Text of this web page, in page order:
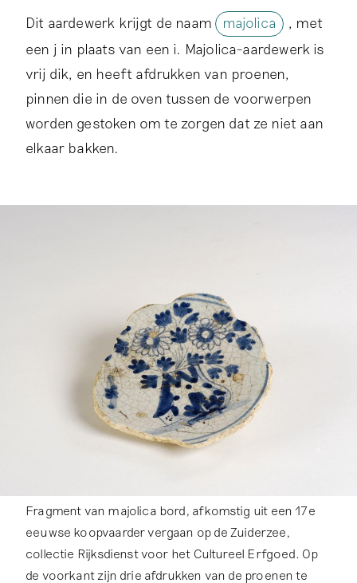
Dit aardewerk krijgt de naam majolica
, met
een j in plaats van een i. Majolica-aardewerk is
vrij dik, en heeft afdrukken van proenen,
pinnen die in de oven tussen de voorwerpen
worden gestoken om te zorgen dat ze niet aan
elkaar bakken.
Fragment van majolica bord, afkomstig uit een 17e
eeuwse koopvaarder vergaan op de Zuiderzee,
collectie Rijksdienst voor het Cultureel Erfgoed. Op
de voorkant zijn drie afdrukken van de proenen te